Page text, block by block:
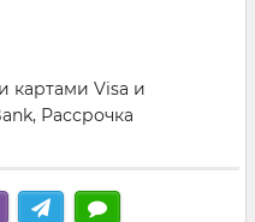
картами Visa и
Рассрочка